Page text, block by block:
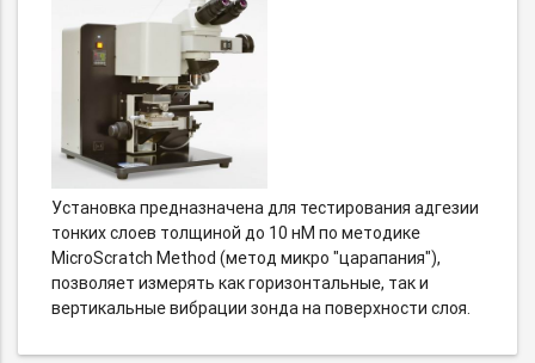
Установка предназначена для тестирования адгезии
тонких слоев толщиной до 10 нМ по методике
MicroScratch Method (метод микро "царапания"),
позволяет измерять как горизонтальные, так и
вертикальные вибрации зонда на поверхности слоя.